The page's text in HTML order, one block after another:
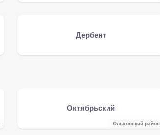
Дербент
Октябрьский
Ольховский район